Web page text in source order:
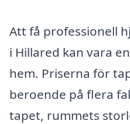
Att få professionell
i Hillared kan vara
hem. Priserna för
beroende på flera
tapet, rummets